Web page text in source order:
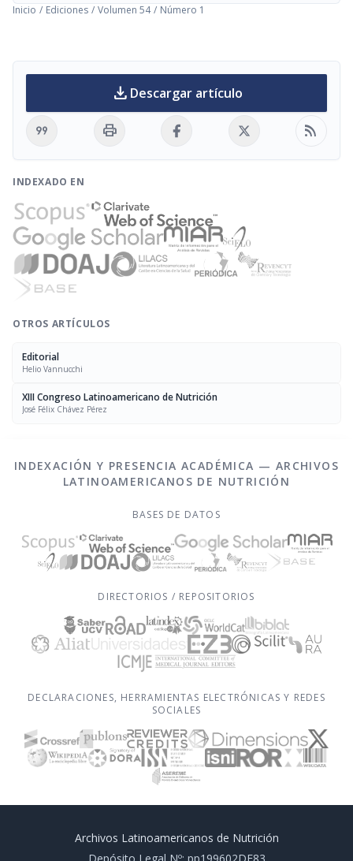
Inicio / Ediciones / Volumen 54 / Número 1
download Descargar artículo
format_quote print rss_feed
INDEXADO EN
OTROS ARTÍCULOS
Editorial
Helio Vannucchi
XIII Congreso Latinoamericano de Nutrición
José Félix Chávez Pérez
INDEXACIÓN Y PRESENCIA ACADÉMICA — ARCHIVOS
LATINOAMERICANOS DE NUTRICIÓN
BASES DE DATOS
DIRECTORIOS / REPOSITORIOS
DECLARACIONES, HERRAMIENTAS ELECTRÓNICAS Y REDES
SOCIALES
Archivos Latinoamericanos de Nutrición